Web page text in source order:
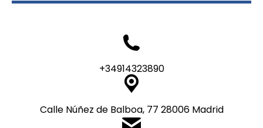
+34914323890
Calle Núñez de Balboa, 77 28006 Madrid